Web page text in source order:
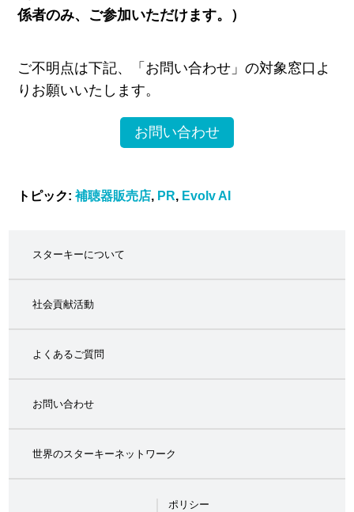
係者のみ、ご参加いただけます。）
ご不明点は下記、「お問い合わせ」の対象窓口よ
りお願いいたします。
お問い合わせ
トピック: 補聴器販売店, PR, Evolv AI
スターキーについて
社会貢献活動
よくあるご質問
お問い合わせ
世界のスターキーネットワーク
ポリシー